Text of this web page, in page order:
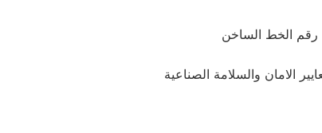
رقم الخط الساخن
الامان والسلامة الصناعية